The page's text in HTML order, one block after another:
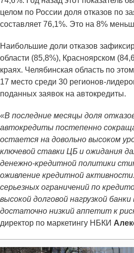
целом по России доля отказов по
составляет 76,1%. Это на 8%
Наибольшие доли отказов
области (85,8%), Красноярском
краях. Челябинская область по
17 место среди 30 регионов-
поданных заявок на автокредиты.
«В последние месяцы доля
автокредиты постепенно
остается на довольно высоком
ключевой ставки ЦБ и ожидания
денежно-кредитной политики
оживление кредитной
серьезных ограничений по
высокой долговой нагрузкой
достаточно низкий аппетит к
директор по маркетингу НБКИ